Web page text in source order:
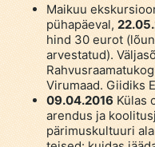
Maikuu
pühapäeval,
hind 30 eurot
arvestatud).
Virumaad. Giidiks
09.04.2016Külas
arendus ja
pärimuskultuuri